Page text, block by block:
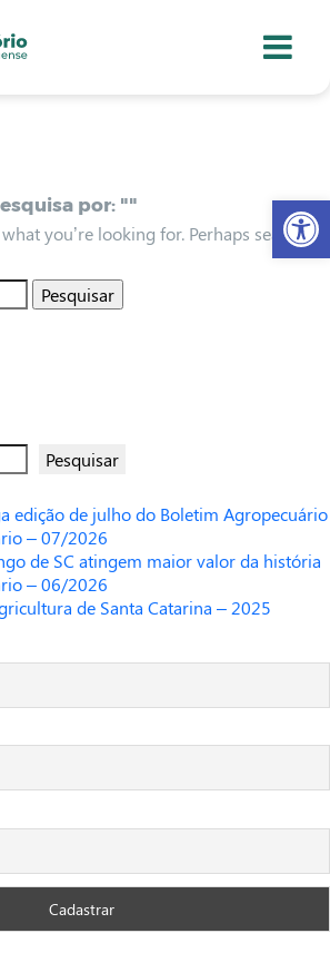
por: ""
you’re looking for. Perhaps searching
Pesquisar
edição de julho do Boletim Agropecuário
– 07/2026
de SC atingem maior valor da história
– 06/2026
de Santa Catarina – 2025